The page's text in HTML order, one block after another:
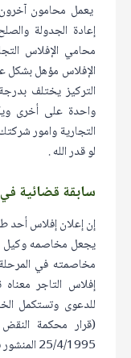
يعمل محامون آخرون
إعادة الجدولة
محامي الإفلاس
الإفلاس مؤهل بشكل
التركيز يختلف
واحدة على أخرى
التجارية وامور
لو قدر الله .
سابقة قضائية
إن إعلان إفلاس
يجعل مخاصمه وكيل
مخاصمته في
إفلاس التاجر معناه
للدعوى وتستكمل
25/4/1995 المنشور في مجلة القانون لعام 1996 صفحة 373 ) .